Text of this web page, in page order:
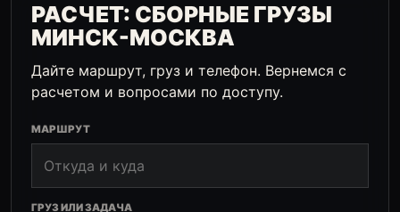
РАСЧЕТ: СБОРНЫЕ ГРУЗЫ
МИНСК-МОСКВА
Дайте маршрут, груз и телефон. Вернемся с
расчетом и вопросами по доступу.
МАРШРУТ
ГРУЗ ИЛИ ЗАДАЧА